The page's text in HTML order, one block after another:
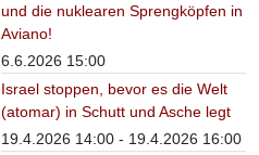
und die nuklearen Sprengköpfen in
Aviano!
6.6.2026 15:00
Israel stoppen, bevor es die Welt
(atomar) in Schutt und Asche legt
19.4.2026 14:00 - 19.4.2026 16:00